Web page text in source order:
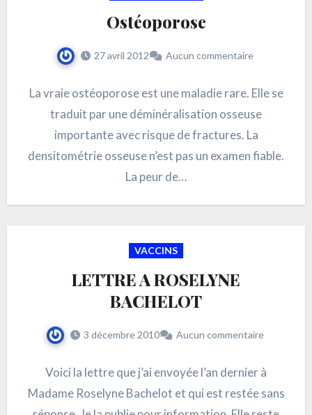
Ostéoporose
27 avril 2012 Aucun commentaire
La vraie ostéoporose est une maladie rare. Elle se
traduit par une déminéralisation osseuse
importante avec risque de fractures. La
densitométrie osseuse n’est pas un examen fiable.
La peur de…
VACCINS
LETTRE A ROSELYNE
BACHELOT
3 décembre 2010 Aucun commentaire
Voici la lettre que j’ai envoyée l’an dernier à
Madame Roselyne Bachelot et qui est restée sans